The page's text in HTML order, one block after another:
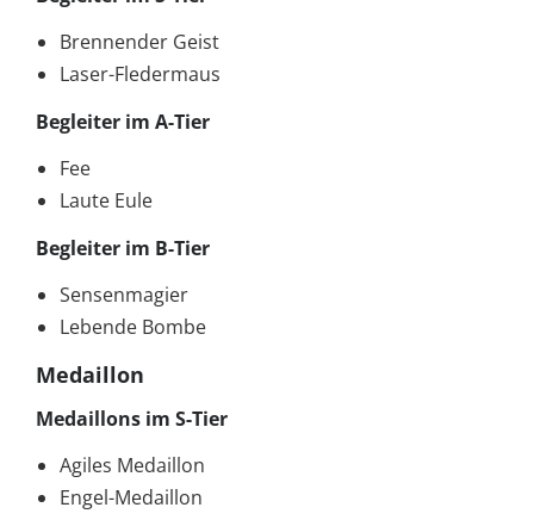
Brennender Geist
Laser-Fledermaus
Begleiter im A-Tier
Fee
Laute Eule
Begleiter im B-Tier
Sensenmagier
Lebende Bombe
Medaillon
Medaillons im S-Tier
Agiles Medaillon
Engel-Medaillon